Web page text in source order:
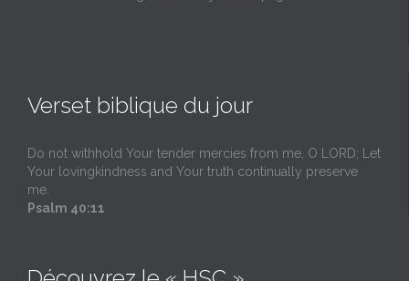
Verset biblique du jour
Do not withhold Your tender mercies from me, O LORD; Let
Your lovingkindness and Your truth continually preserve
me.
Psalm 40:11